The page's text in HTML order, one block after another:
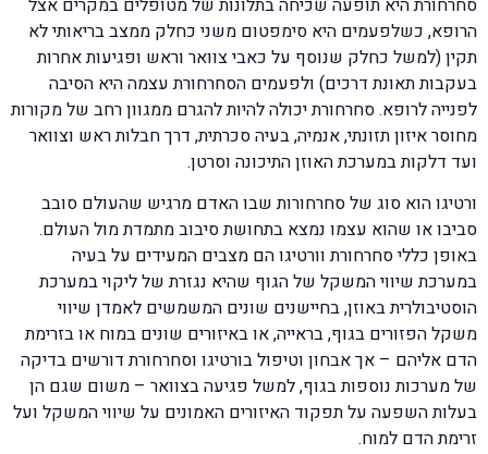
סחרחורת היא תופעה שכיחה בתלונות של מטופלים במקרים אצל
הרופא, כשלפעמים היא סימפטום משני כחלק ממצב בריאותי לא
תקין (למשל כחלק שנוסף על כאבי צוואר וראש ופגיעות אחרות
בעקבות תאונת דרכים) ולפעמים הסחרחורת עצמה היא הסיבה
לפנייה לרופא. סחרחורת יכולה להיות להגרם ממגוון רחב של מקורות
מחוסר איזון תזונתי, אנמיה, בעיה סכרתית, דרך חבלות ראש וצוואר
ועד דלקות במערכת האוזן התיכונה וסרטן.
ורטיגו הוא סוג של סחרחורות שבו האדם מרגיש שהעולם סובב
סביבו או שהוא עצמו נמצא בתחושת סיבוב מתמדת מול העולם.
באופן כללי סחרחורת וורטיגו הם מצבים המעידים על בעיה
במערכת שיווי המשקל של הגוף שהיא נגזרת של ליקוי במערכת
הוסטיבולרית באוזן, בחיישנים שונים המשמשים לאמדן שיווי
משקל הפזורים בגוף, בראייה, או באיזורים שונים במוח או בזרימת
הדם אליהם – אך אבחון וטיפול בורטיגו וסחרחורת דורשים בדיקה
של מערכות נוספות בגוף, למשל פגיעה בצוואר – משום שגם הן
בעלות השפעה על תפקוד האיזורים האמונים על שיווי המשקל ועל
זרימת הדם למוח.